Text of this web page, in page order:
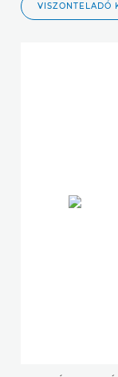
VISZONTELADÓ